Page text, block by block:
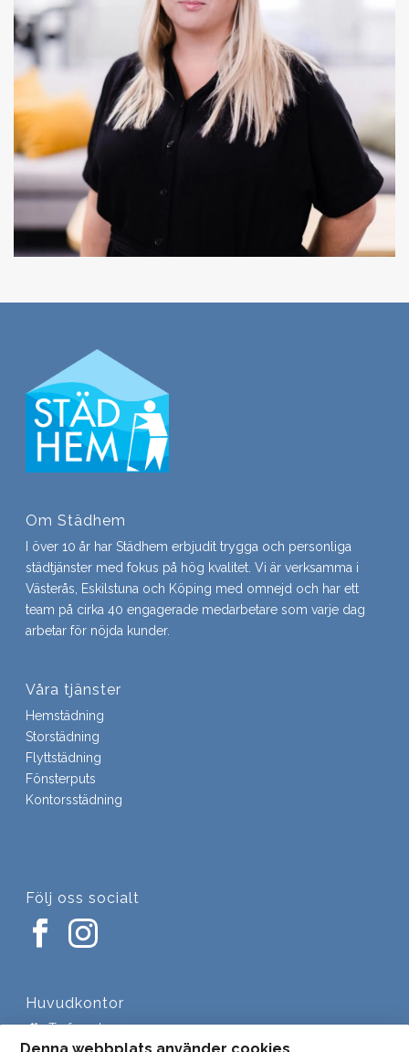
Om Städhem
I över 10 år har Städhem erbjudit trygga och personliga
städtjänster med fokus på hög kvalitet. Vi är verksamma i
Västerås, Eskilstuna och Köping med omnejd och har ett
team på cirka 40 engagerade medarbetare som varje dag
arbetar för nöjda kunder.
Våra tjänster
Hemstädning
Storstädning
Flyttstädning
Fönsterputs
Kontorsstädning
Följ oss socialt
Huvudkontor
Trefasgatan 4
721 30 Västerås